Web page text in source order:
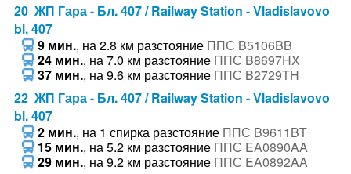
20 ЖП Гара - Бл. 407 / Railway Station - Vladislavovo
bl. 407
9 мин., на 2.8 км разстояние ППС B5106BB
24 мин., на 7.0 км разстояние ППС B8697HX
37 мин., на 9.6 км разстояние ППС B2729TH
22 ЖП Гара - Бл. 407 / Railway Station - Vladislavovo
bl. 407
2 мин., на 1 спирка разстояние ППС B9611BT
15 мин., на 5.2 км разстояние ППС EA0890AA
29 мин., на 9.2 км разстояние ППС EA0892AA